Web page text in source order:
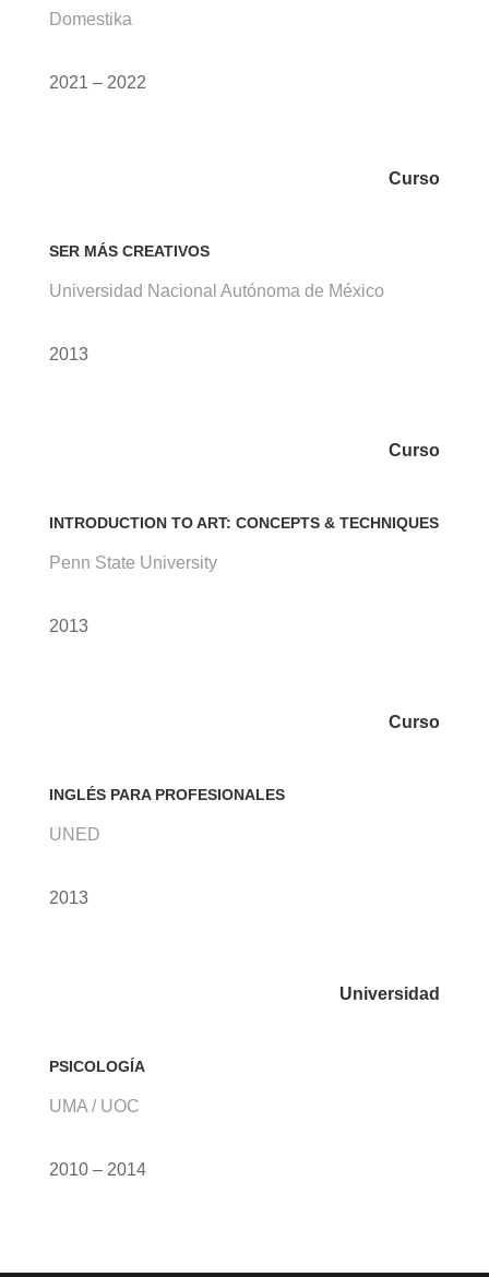
Domestika
2021 – 2022
Curso
SER MÁS CREATIVOS
Universidad Nacional Autónoma de México
2013
Curso
INTRODUCTION TO ART: CONCEPTS & TECHNIQUES
Penn State University
2013
Curso
INGLÉS PARA PROFESIONALES
UNED
2013
Universidad
PSICOLOGÍA
UMA / UOC
2010 – 2014